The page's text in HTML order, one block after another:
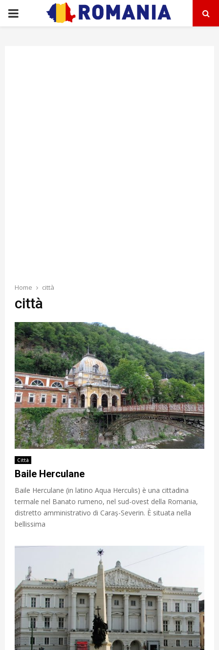
PRIMARY
Home città
città
Città
Baile Herculane
Baile Herculane (in latino Aqua Herculis) è una cittadina
termale nel Banato rumeno, nel sud-ovest della Romania,
distretto amministrativo di Caraș-Severin. È situata nella
bellissima